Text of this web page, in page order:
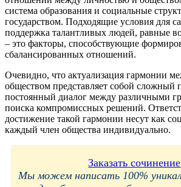
система образования и социальные
государством. Подходящие условия для
поддержка талантливых людей, равные
– это факторы, способствующие
сбалансированных отношений.
Очевидно, что актуализация гармонии
обществом представляет собой сложный
постоянный диалог между различными
поиска компромиссных решений.
достижение такой гармонии несут как
каждый член общества индивидуально.
Заказать сочинение
Мы можем написать 100%